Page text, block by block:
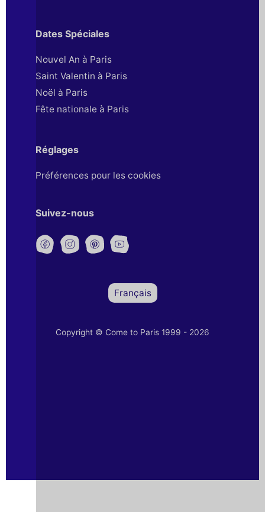
Dates Spéciales
Nouvel An à Paris
Saint Valentin à Paris
Noël à Paris
Fête nationale à Paris
Réglages
Préférences pour les cookies
Suivez-nous
Français
Copyright © Come to Paris 1999 - 2026